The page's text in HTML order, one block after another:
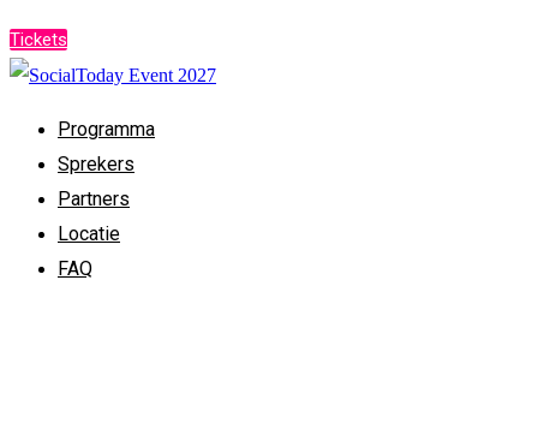
Tickets
Programma
Sprekers
Partners
Locatie
FAQ